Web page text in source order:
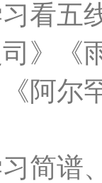
看五
》《
阿尔
简谱